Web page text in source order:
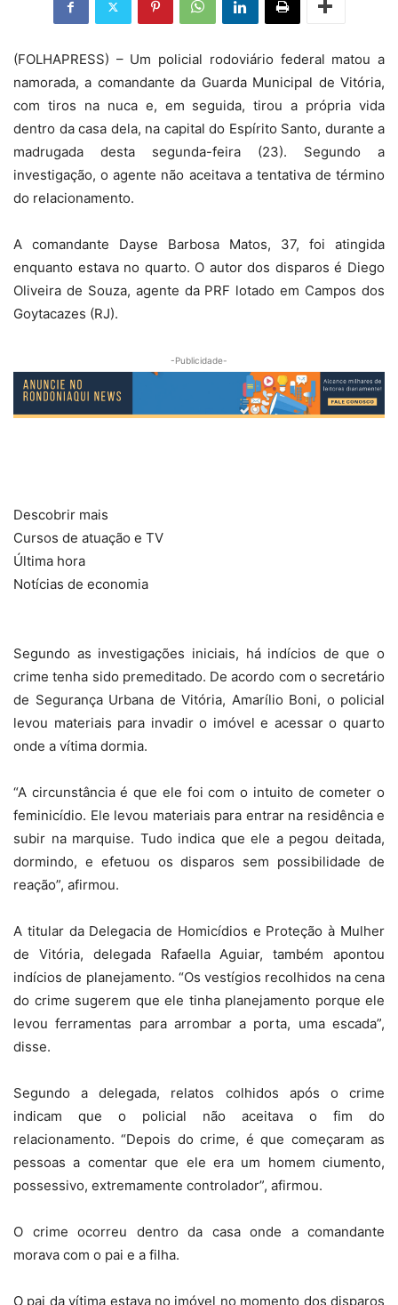
(FOLHAPRESS) – Um policial rodoviário federal matou a
namorada, a comandante da Guarda Municipal de Vitória,
com tiros na nuca e, em seguida, tirou a própria vida
dentro da casa dela, na capital do Espírito Santo, durante a
madrugada desta segunda-feira (23). Segundo a
investigação, o agente não aceitava a tentativa de término
do relacionamento.
A comandante Dayse Barbosa Matos, 37, foi atingida
enquanto estava no quarto. O autor dos disparos é Diego
Oliveira de Souza, agente da PRF lotado em Campos dos
Goytacazes (RJ).
-Publicidade-
Descobrir mais
Cursos de atuação e TV
Última hora
Notícias de economia
Segundo as investigações iniciais, há indícios de que o
crime tenha sido premeditado. De acordo com o secretário
de Segurança Urbana de Vitória, Amarílio Boni, o policial
levou materiais para invadir o imóvel e acessar o quarto
onde a vítima dormia.
“A circunstância é que ele foi com o intuito de cometer o
feminicídio. Ele levou materiais para entrar na residência e
subir na marquise. Tudo indica que ele a pegou deitada,
dormindo, e efetuou os disparos sem possibilidade de
reação”, afirmou.
A titular da Delegacia de Homicídios e Proteção à Mulher
de Vitória, delegada Rafaella Aguiar, também apontou
indícios de planejamento. “Os vestígios recolhidos na cena
do crime sugerem que ele tinha planejamento porque ele
levou ferramentas para arrombar a porta, uma escada”,
disse.
Segundo a delegada, relatos colhidos após o crime
indicam que o policial não aceitava o fim do
relacionamento. “Depois do crime, é que começaram as
pessoas a comentar que ele era um homem ciumento,
possessivo, extremamente controlador”, afirmou.
O crime ocorreu dentro da casa onde a comandante
morava com o pai e a filha.
O pai da vítima estava no imóvel no momento dos disparos